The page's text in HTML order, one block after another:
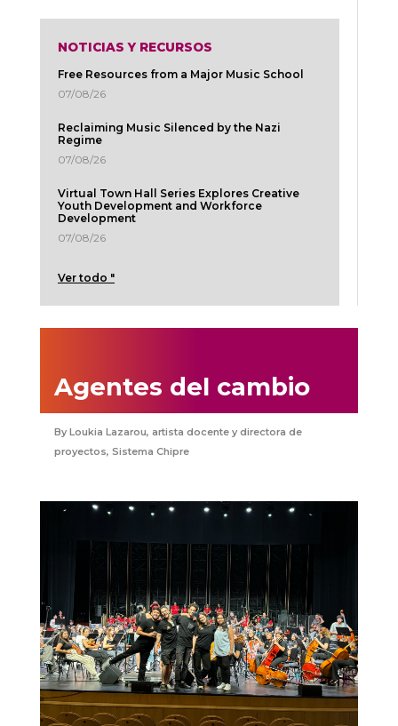
NOTICIAS Y RECURSOS
Free Resources from a Major Music School
07/08/26
Reclaiming Music Silenced by the Nazi
Regime
07/08/26
Virtual Town Hall Series Explores Creative
Youth Development and Workforce
Development
07/08/26
Ver todo "
Agentes del cambio
Loukia Lazarou, artista docente y directora de
proyectos, Sistema Chipre